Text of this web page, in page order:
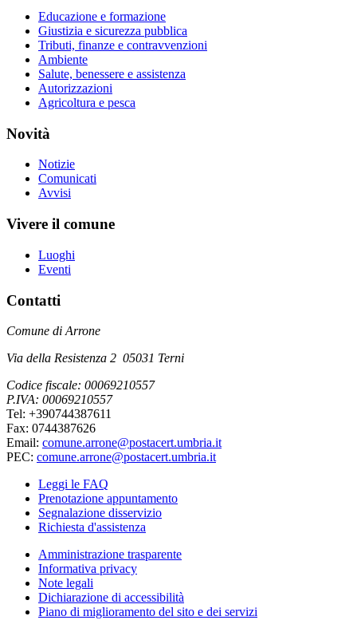
Educazione e formazione
Giustizia e sicurezza pubblica
Tributi, finanze e contravvenzioni
Ambiente
Salute, benessere e assistenza
Autorizzazioni
Agricoltura e pesca
Novità
Notizie
Comunicati
Avvisi
Vivere il comune
Luoghi
Eventi
Contatti
Comune di Arrone
Via della Resistenza 2 05031 Terni
Codice fiscale: 00069210557
P.IVA: 00069210557
Tel: +390744387611
Fax: 0744387626
Email: comune.arrone@postacert.umbria.it
PEC: comune.arrone@postacert.umbria.it
Leggi le FAQ
Prenotazione appuntamento
Segnalazione disservizio
Richiesta d'assistenza
Amministrazione trasparente
Informativa privacy
Note legali
Dichiarazione di accessibilità
Piano di miglioramento del sito e dei servizi